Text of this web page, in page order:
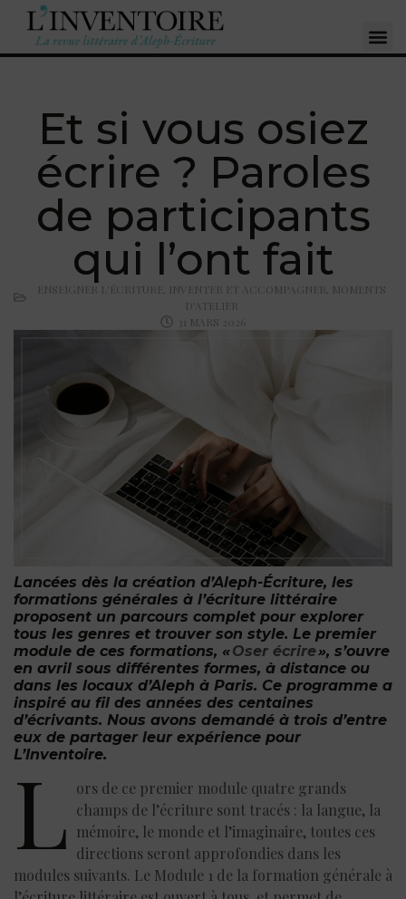
Et si vous osiez
écrire ? Paroles
de participants
qui l’ont fait
ENSEIGNER L'ÉCRITURE INVENTER ET ACCOMPAGNER MOMENTS
D'ATELIER
31 MARS 2026
Lancées dès la création d’Aleph-Écriture, les
formations générales à l’écriture littéraire
proposent un parcours complet pour explorer
tous les genres et trouver son style. Le premier
module de ces formations, «Oser écrire», s’ouvre
en avril sous différentes formes, à distance ou
dans les locaux d’Aleph à Paris. Ce programme a
inspiré au fil des années des centaines
d’écrivants. Nous avons demandé à trois d’entre
eux de partager leur expérience pour
L’Inventoire.
L ors de ce premier module quatre grands
champs de l’écriture sont tracés : la langue, la
mémoire, le monde et l’imaginaire, toutes ces
directions seront approfondies dans les
modules suivants. Le Module 1 de la formation générale à